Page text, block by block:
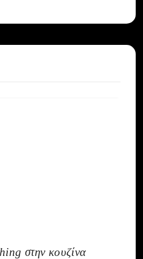
στην κουζίνα